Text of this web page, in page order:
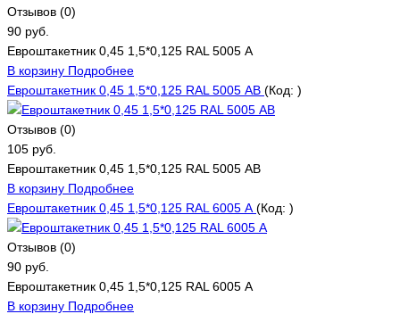
Отзывов (0)
90 руб.
Евроштакетник 0,45 1,5*0,125 RAL 5005 А
В корзину Подробнее
Евроштакетник 0,45 1,5*0,125 RAL 5005 АВ (Код: )
Отзывов (0)
105 руб.
Евроштакетник 0,45 1,5*0,125 RAL 5005 АВ
В корзину Подробнее
Евроштакетник 0,45 1,5*0,125 RAL 6005 А (Код: )
Отзывов (0)
90 руб.
Евроштакетник 0,45 1,5*0,125 RAL 6005 А
В корзину Подробнее